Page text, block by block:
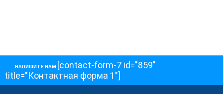
НАПИШИТЕ НАМ [contact-form-7 id="859"
title="Контактная форма 1"]